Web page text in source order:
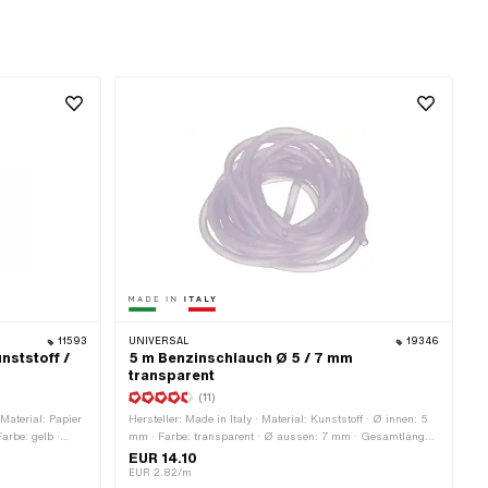
11593
/
Papier
gelb ·
· Ø
UNIVERSAL 19346
5 m Benzinschlauch Ø 5 / 7 mm
transparent
(11)
Hersteller: Made in Italy · Material: Kunststoff · Ø innen: 5
mm · Farbe: transparent · Ø aussen: 7 mm · Gesamtlänge:
5000 mm
EUR 14.10
EUR 2.82/m